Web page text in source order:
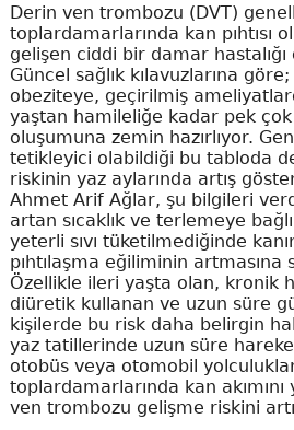
Derin ven trombozu (DVT)
toplardamarlarında kan pıhtısı
gelişen ciddi bir damar hastalığı
Güncel sağlık kılavuzlarına
obeziteye, geçirilmiş
yaştan hamileliğe kadar pek çok
oluşumuna zemin hazırlıyor.
tetikleyici olabildiği bu tabloda
riskinin yaz aylarında artış
Ahmet Arif Ağlar, şu bilgileri
artan sıcaklık ve terlemeye bağlı
yeterli sıvı tüketilmediğinde
pıhtılaşma eğiliminin
Özellikle ileri yaşta olan, kronik
diüretik kullanan ve uzun süre
kişilerde bu risk daha belirgin
yaz tatillerinde uzun süre
otobüs veya otomobil
toplardamarlarında kan
ven trombozu gelişme riskini